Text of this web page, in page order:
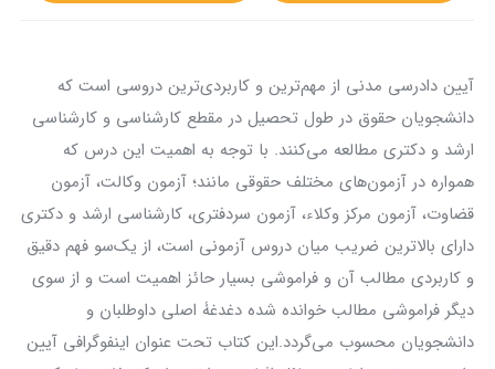
آیین دادرسی مدنی از مهم‌ترین و کاربردی‌ترین دروسی است که
دانشجویان حقوق در طول تحصیل در مقطع کارشناسی و کارشناسی
ارشد و دکتری مطالعه می‌کنند. با توجه به اهمیت این درس که
همواره در آزمون‌های مختلف حقوقی مانند؛ آزمون وکالت، آزمون
قضاوت، آزمون مرکز وکلاء، آزمون سر‌دفتری، کارشناسی ارشد و دکتری
دارای بالاترین ضریب میان دروس آزمونی است، از یک‌سو فهم دقیق
و کاربردی مطالب آن و فراموشی بسیار حائز اهمیت است و از سوی
دیگر فراموشی مطالب خوانده شده دغدغۀ اصلی داوطلبان و
دانشجویان محسوب می‌گردد.این کتاب تحت عنوان اینفوگرافی آیین